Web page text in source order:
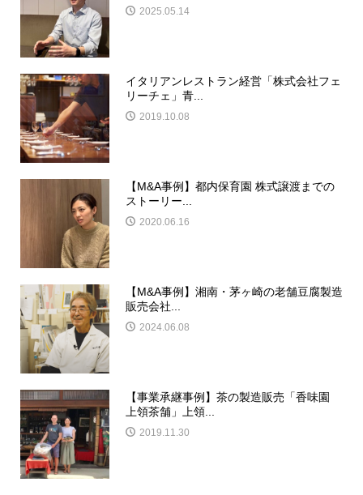
2025.05.14
イタリアンレストラン経営「株式会社フェ
リーチェ」青...
2019.10.08
【M&A事例】都内保育園 株式譲渡までの
ストーリー...
2020.06.16
【M&A事例】湘南・茅ヶ崎の老舗豆腐製造
販売会社...
2024.06.08
【事業承継事例】茶の製造販売「香味園
上領茶舗」上領...
2019.11.30